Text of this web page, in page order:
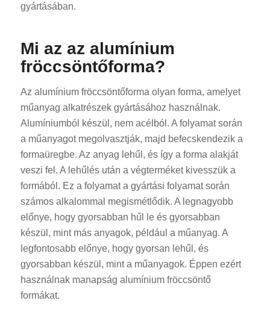
gyártásában.
Mi az az alumínium
fröccsöntőforma?
Az alumínium fröccsöntőforma olyan forma, amelyet
műanyag alkatrészek gyártásához használnak.
Alumíniumból készül, nem acélból. A folyamat során
a műanyagot megolvasztják, majd befecskendezik a
formaüregbe. Az anyag lehűl, és így a forma alakját
veszi fel. A lehűlés után a végterméket kivesszük a
formából. Ez a folyamat a gyártási folyamat során
számos alkalommal megismétlődik. A legnagyobb
előnye, hogy gyorsabban hűl le és gyorsabban
készül, mint más anyagok, például a műanyag. A
legfontosabb előnye, hogy gyorsan lehűl, és
gyorsabban készül, mint a műanyagok. Éppen ezért
használnak manapság alumínium fröccsöntő
formákat.